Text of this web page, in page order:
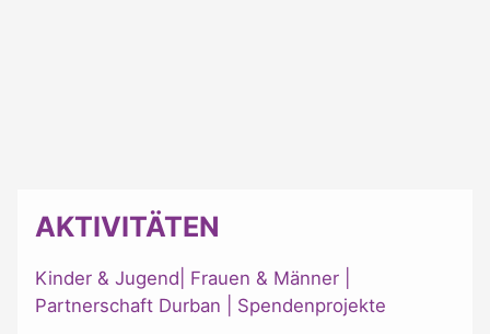
AKTIVITÄTEN
Kinder & Jugend Frauen & Männer
Partnerschaft Durban
Spendenprojekte